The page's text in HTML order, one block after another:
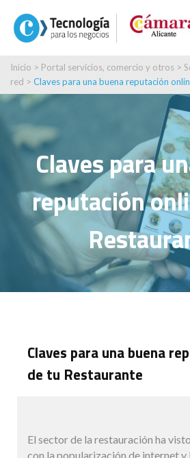
Inicio > Portal servicios, comercio y otros >
red > Claves para una buena reputación
Claves para
reputación
Claves para una buena
de tu Restaurante
El sector de la restauración ha
con la popularización de internet y